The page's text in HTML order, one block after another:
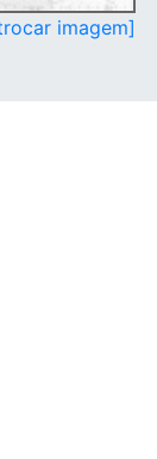
imagem]